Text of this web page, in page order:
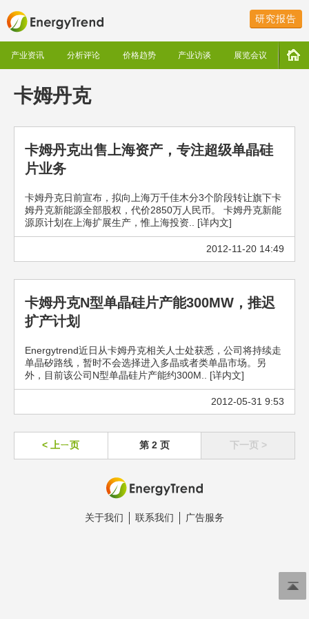
研究报告
产业资讯 分析评论 价格趋势 产业访谈 展览会议
卡姆丹克
卡姆丹克出售上海资产，专注超级单晶硅
片业务
卡姆丹克日前宣布，拟向上海万千佳木分3个阶段转让旗下卡
姆丹克新能源全部股权，代价2850万人民币。 卡姆丹克新能
源原计划在上海扩展生产，惟上海投资.. [详内文]
2012-11-20 14:49
卡姆丹克N型单晶硅片产能300MW，推迟
扩产计划
Energytrend近日从卡姆丹克相关人士处获悉，公司将持续走
单晶矽路线，暂时不会选择进入多晶或者类单晶市场。另
外，目前该公司N型单晶硅片产能约300M.. [详内文]
2012-05-31 9:53
< 上ㄧ页 第 2 页 下一页 >
关于我们 联系我们 广告服务